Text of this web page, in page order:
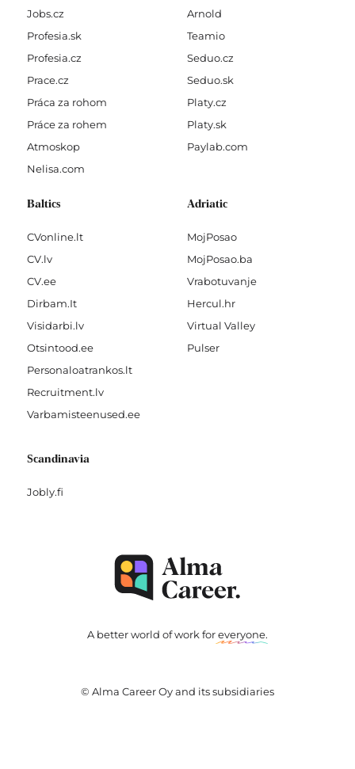
Jobs.cz
Profesia.sk
Profesia.cz
Prace.cz
Práca za rohom
Práce za rohem
Atmoskop
Nelisa.com
Arnold
Teamio
Seduo.cz
Seduo.sk
Platy.cz
Platy.sk
Paylab.com
Baltics
CVonline.lt
CV.lv
CV.ee
Dirbam.It
Visidarbi.lv
Otsintood.ee
Personaloatrankos.lt
Recruitment.lv
Varbamisteenused.ee
Adriatic
MojPosao
MojPosao.ba
Vrabotuvanje
Hercul.hr
Virtual Valley
Pulser
Scandinavia
Jobly.fi
A better world of work foreveryone.
© Alma Career Oy and its subsidiaries